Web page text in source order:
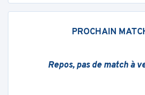
PROCHAIN
Repos, pas de match à